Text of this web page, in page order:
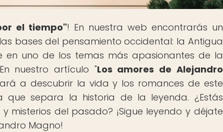
el tiempo"! En nuestra web encontrarás un
bases del pensamiento occidental: la Antigua
en uno de los temas más apasionantes de la
nuestro artículo "Los amores de Alejandro
a descubrir la vida y los romances de este
separa la historia de la leyenda. ¿Estás
del pasado? ¡Sigue leyendo y déjate
Magno!